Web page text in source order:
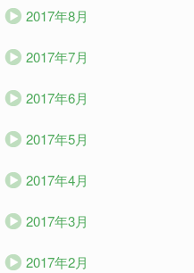
2017年8月
2017年7月
2017年6月
2017年5月
2017年4月
2017年3月
2017年2月